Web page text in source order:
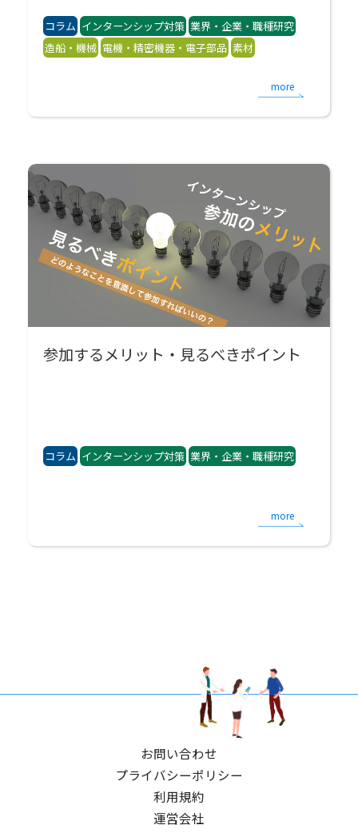
コラム インターンシップ対策 業界・企業・職種研究
造船・機械 電機・精密機器・電子部品 素材
more
参加するメリット・見るべきポイント
コラム インターンシップ対策 業界・企業・職種研究
more
お問い合わせ
プライバシーポリシー
利用規約
運営会社